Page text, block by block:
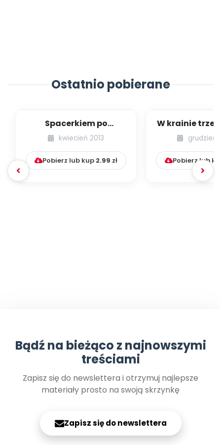
Ostatnio pobierane
Spacerkiem po
Krakowie (inscenizacja
muzyczno-ruchowa)
kwiecień 2013
Pobierz lub kup 2.99 zł
W krainie
grudzień
Pobierz lub
Bądź na bieżąco z najnowszymi
treściami
Zapisz się do newslettera i otrzymuj najlepsze
materiały prosto na swoją skrzynkę
Zapisz się do newslettera